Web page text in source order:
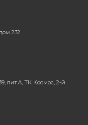
232
лит.А, ТК Космос, 2-й